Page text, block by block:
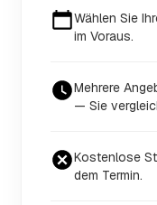
Wählen Sie
im Voraus.
Mehrere
— Sie
Kostenlose
dem Termin.